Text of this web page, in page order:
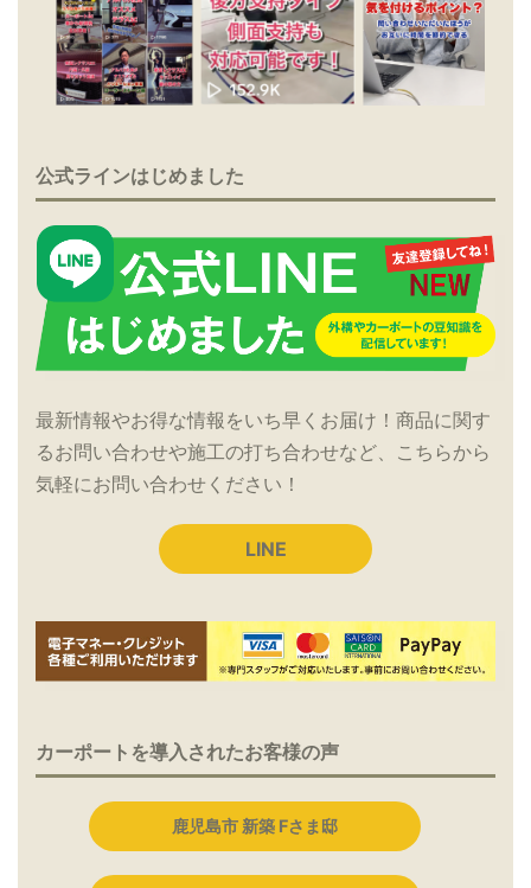
公式ラインはじめました
最新情報やお得な情報をいち早くお届け！商品に関す
るお問い合わせや施工の打ち合わせなど、こちらから
気軽にお問い合わせください！
LINE
カーポートを導入されたお客様の声
鹿児島市 新築 Fさま邸